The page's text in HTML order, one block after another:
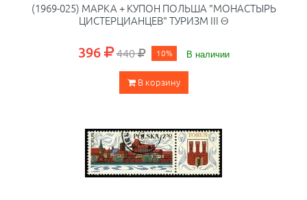
(1969-025) МАРКА + КУПОН ПОЛЬША "МОНАСТЫРЬ
ЦИСТЕРЦИАНЦЕВ" ТУРИЗМ III Θ
396 440 10% В наличии
В корзину